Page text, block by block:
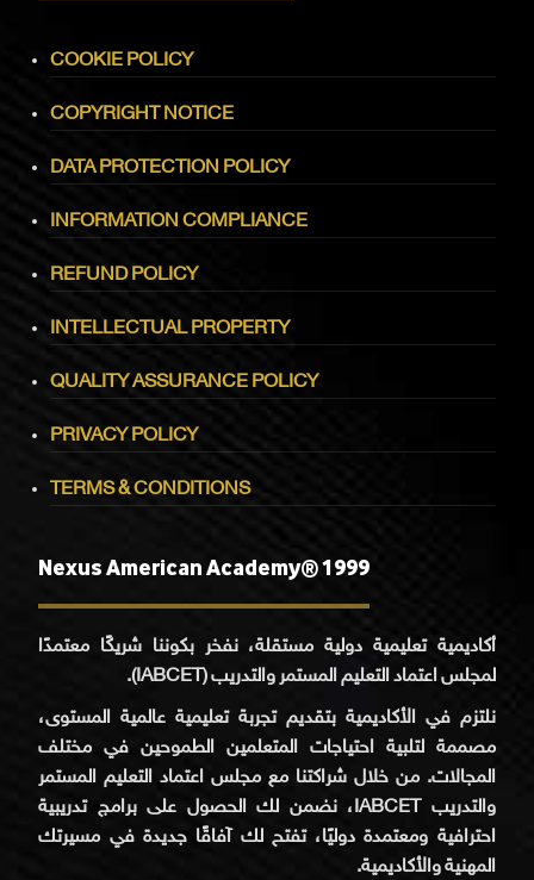
COOKIE POLICY
COPYRIGHT NOTICE
DATA PROTECTION POLICY
INFORMATION COMPLIANCE
REFUND POLICY
INTELLECTUAL PROPERTY
QUALITY ASSURANCE POLICY
PRIVACY POLICY
TERMS & CONDITIONS
Nexus American Academy® 1999
أكاديمية تعليمية دولية مستقلة، نفخر بكوننا شريكًا معتمدًا
لمجلس اعتماد التعليم المستمر والتدريب (IABCET).
نلتزم في الأكاديمية بتقديم تجربة تعليمية عالمية المستوى،
مصممة لتلبية احتياجات المتعلمين الطموحين في مختلف
المجالات. من خلال شراكتنا مع مجلس اعتماد التعليم المستمر
والتدريب IABCET، نضمن لك الحصول على برامج تدريبية
احترافية ومعتمدة دوليًا، تفتح لك آفاقًا جديدة في مسيرتك
المهنية والأكاديمية.